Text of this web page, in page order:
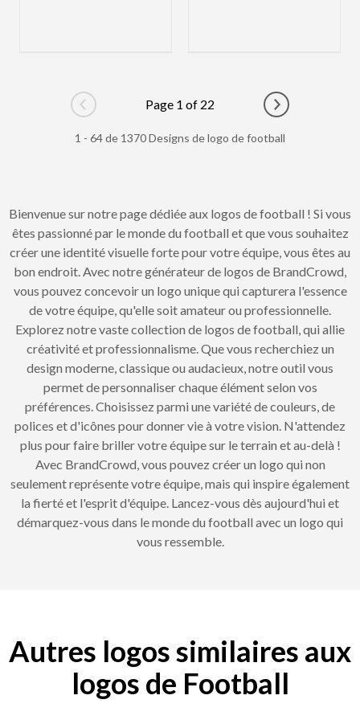
Go to previous page
Page 1 of 22
Go to next
1 - 64 de 1370 Designs de logo de football
Bienvenue sur notre page dédiée aux logos de football ! Si vous
êtes passionné par le monde du football et que vous souhaitez
créer une identité visuelle forte pour votre équipe, vous êtes au
bon endroit. Avec notre générateur de logos de BrandCrowd,
vous pouvez concevoir un logo unique qui capturera l'essence
de votre équipe, qu'elle soit amateur ou professionnelle.
Explorez notre vaste collection de logos de football, qui allie
créativité et professionnalisme. Que vous recherchiez un
design moderne, classique ou audacieux, notre outil vous
permet de personnaliser chaque élément selon vos
préférences. Choisissez parmi une variété de couleurs, de
polices et d'icônes pour donner vie à votre vision. N'attendez
plus pour faire briller votre équipe sur le terrain et au-delà !
Avec BrandCrowd, vous pouvez créer un logo qui non
seulement représente votre équipe, mais qui inspire également
la fierté et l'esprit d'équipe. Lancez-vous dès aujourd'hui et
démarquez-vous dans le monde du football avec un logo qui
vous ressemble.
Autres logos similaires aux
logos de Football